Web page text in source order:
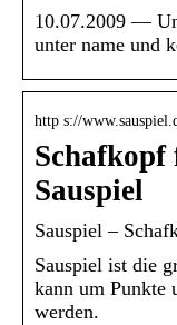
10.07.2009 —
unter name und
http s://
Schafkopf
Sauspiel
Sauspiel –
Sauspiel ist die
kann um Punkte
werden.